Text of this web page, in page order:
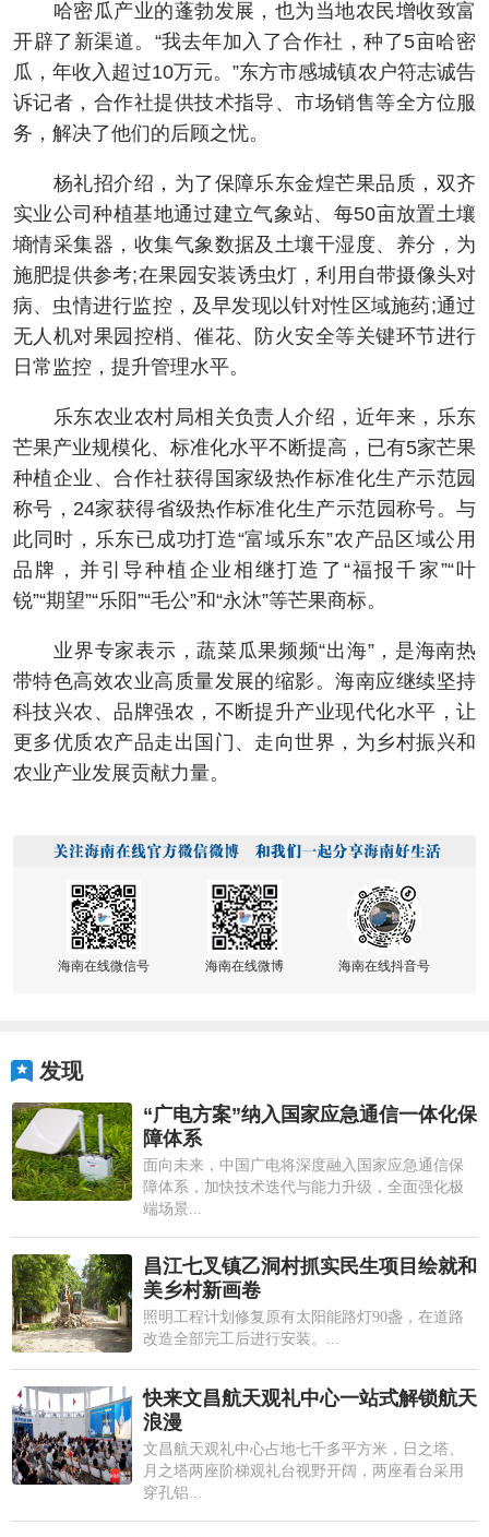
哈密瓜产业的蓬勃发展，也为当地农民增收致富
开辟了新渠道。“我去年加入了合作社，种了5亩哈密
瓜，年收入超过10万元。”东方市感城镇农户符志诚告
诉记者，合作社提供技术指导、市场销售等全方位服
务，解决了他们的后顾之忧。
杨礼招介绍，为了保障乐东金煌芒果品质，双齐
实业公司种植基地通过建立气象站、每50亩放置土壤
墒情采集器，收集气象数据及土壤干湿度、养分，为
施肥提供参考;在果园安装诱虫灯，利用自带摄像头对
病、虫情进行监控，及早发现以针对性区域施药;通过
无人机对果园控梢、催花、防火安全等关键环节进行
日常监控，提升管理水平。
乐东农业农村局相关负责人介绍，近年来，乐东
芒果产业规模化、标准化水平不断提高，已有5家芒果
种植企业、合作社获得国家级热作标准化生产示范园
称号，24家获得省级热作标准化生产示范园称号。与
此同时，乐东已成功打造“富域乐东”农产品区域公用
品牌，并引导种植企业相继打造了“福报千家”“叶
锐”“期望”“乐阳”“毛公”和“永沐”等芒果商标。
业界专家表示，蔬菜瓜果频频“出海”，是海南热
带特色高效农业高质量发展的缩影。海南应继续坚持
科技兴农、品牌强农，不断提升产业现代化水平，让
更多优质农产品走出国门、走向世界，为乡村振兴和
农业产业发展贡献力量。
海南在线微信号 海南在线微博 海南在线抖音号
发现
“广电方案”纳入国家应急通信一体化保
障体系
面向未来，中国广电将深度融入国家应急通信保
障体系，加快技术迭代与能力升级，全面强化极
端场景...
昌江七叉镇乙洞村抓实民生项目绘就和
美乡村新画卷
照明工程计划修复原有太阳能路灯90盏，在道路
改造全部完工后进行安装。...
快来文昌航天观礼中心一站式解锁航天
浪漫
文昌航天观礼中心占地七千多平方米，日之塔、
月之塔两座阶梯观礼台视野开阔，两座看台采用
穿孔铝...